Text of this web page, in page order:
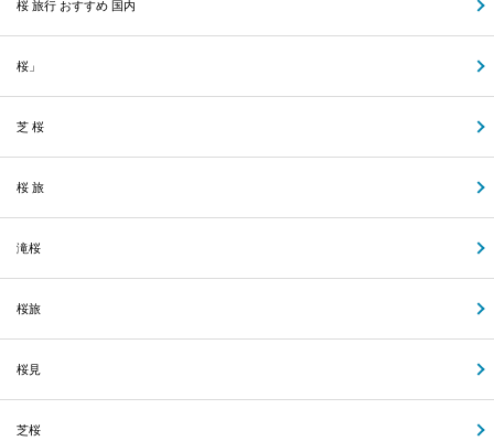
桜 旅行 おすすめ 国内
桜」
芝 桜
桜 旅
滝桜
桜旅
桜見
芝桜